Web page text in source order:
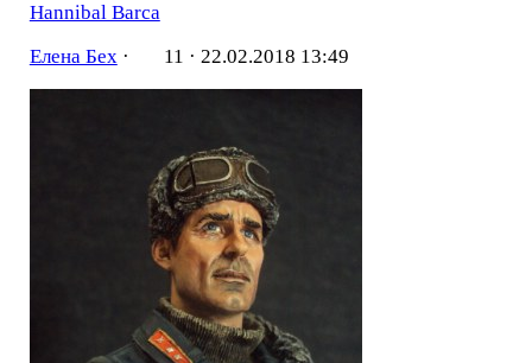
Hannibal Barca
Елена Бех· 11 · 22.02.2018 13:49